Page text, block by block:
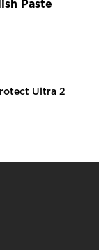
Paste
Ultra 2